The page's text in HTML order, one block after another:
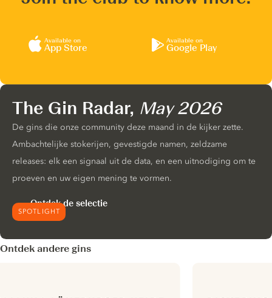
Available on
App Store
Available on
Google Play
SPOTLIGHT
The Gin Radar, May 2026
De gins die onze community deze maand in de kijker zette.
Ambachtelijke stokerijen, gevestigde namen, zeldzame
releases: elk een signaal uit de data, en een uitnodiging om te
proeven en uw eigen mening te vormen.
Ontdek de selectie
Ontdek andere gins